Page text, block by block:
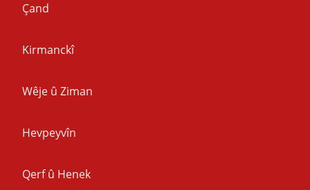
Çand
Kirmanckî
Wêje û Ziman
Hevpeyvîn
Qerf û Henek